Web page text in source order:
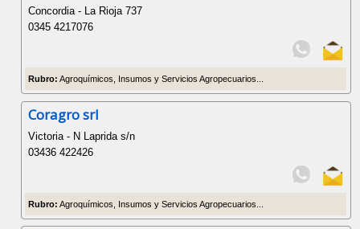
Concordia - La Rioja 737
0345 4217076
Rubro: Agroquímicos, Insumos y Servicios Agropecuarios...
Coragro srl
Victoria - N Laprida s/n
03436 422426
Rubro: Agroquímicos, Insumos y Servicios Agropecuarios...